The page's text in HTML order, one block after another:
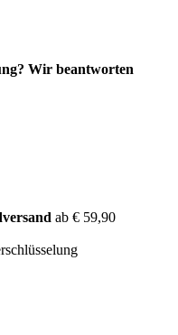
Wir beantworten
ab € 59,90